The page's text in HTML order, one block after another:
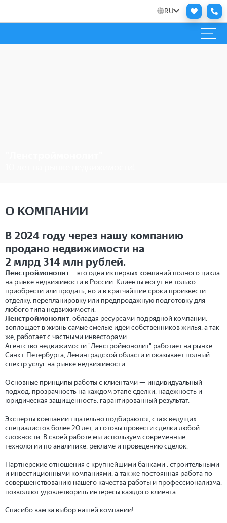
RU
О КОМПАНИИ
В 2024 году через нашу компанию
продано недвижимости на
2 млрд 314 млн рублей.
Ленстроймонолит– это одна из первых компаний полного цикла
на рынке недвижимости в России. Клиенты могут не только
приобрести или продать, но и в кратчайшие сроки произвести
отделку, перепланировку или предпродажную подготовку для
любого типа недвижимости.
Ленстроймонолит, обладая ресурсами подрядной компании,
воплощает в жизнь самые смелые идеи собственников жилья, а так
же, работает c частными инвесторами.
Агентство недвижимости "Ленстроймонолит" работает на рынке
Санкт-Петербурга, Ленинградской области и оказывает полный
спектр услуг на рынке недвижимости.
Основные принципы работы с клиентами — индивидуальный
подход, прозрачность на каждом этапе сделки, надежность и
юридическая защищенность, гарантированный результат.
Эксперты компании тщательно подбираются, стаж ведущих
специалистов более 20 лет, и готовы провести сделки любой
сложности. В своей работе мы используем современные
технологии по аналитике, рекламе и проведению сделок.
Партнерские отношения с крупнейшими банками , строительными
и инвестиционными компаниями, а так же постоянная работа по
совершенствованию нашего качества работы и профессионализма,
позволяют удовлетворить интересы каждого клиента.
Спасибо вам за выбор нашей компании!